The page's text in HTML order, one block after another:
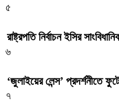
৫
রাষ্ট্রপতি নির্বাচন ইসির
৬
‘জুলাইয়ের লেন্স’ প্রদর্শনীতে
৭